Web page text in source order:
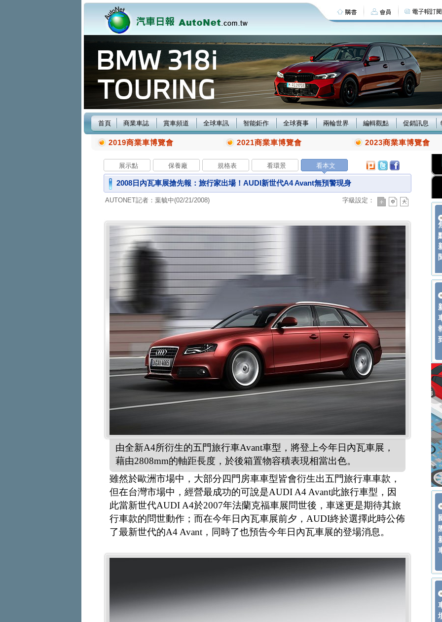
首頁 商業車誌 賞車頻道 全球車訊 智能鉅作 全球賽事 兩輪世界 編輯觀點 促銷訊息
2019商業車博覽會 2021商業車博覽會 2023商業車博覽會
展示點 保養廠 規格表 看環景 看本文
2008日內瓦車展搶先報：旅行家出場！AUDI新世代A4 Avant無預警現身
AUTONET記者：葉毓中(02/21/2008) 字級設定：
由全新A4所衍生的五門旅行車Avant車型，將登上今年日內瓦車展，
藉由2808mm的軸距長度，於後箱置物容積表現相當出色。
雖然於歐洲市場中，大部分四門房車車型皆會衍生出五門旅行車車款，
但在台灣市場中，經營最成功的可說是AUDI A4 Avant此旅行車型，因
此當新世代AUDI A4於2007年法蘭克福車展問世後，車迷更是期待其旅
行車款的問世動作；而在今年日內瓦車展前夕，AUDI終於選擇此時公佈
了最新世代的A4 Avant，同時了也預告今年日內瓦車展的登場消息。